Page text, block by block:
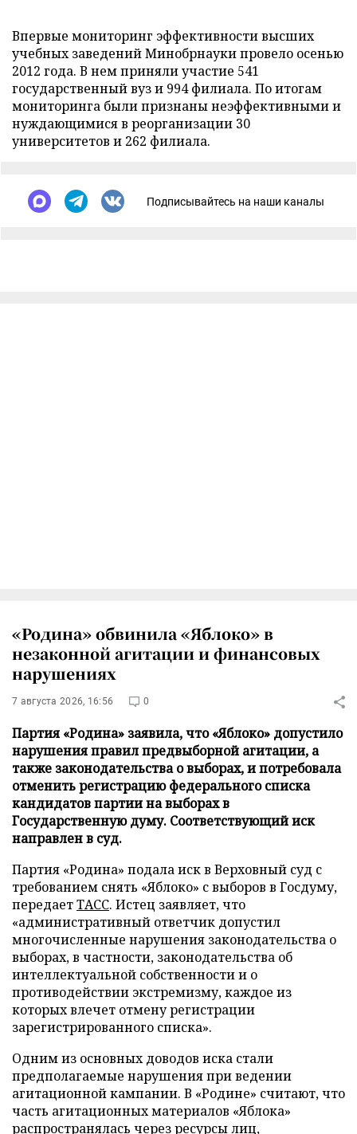
Впервые мониторинг эффективности высших
учебных заведений Минобрнауки провело осенью
2012 года. В нем приняли участие 541
государственный вуз и 994 филиала. По итогам
мониторинга были признаны неэффективными и
нуждающимися в реорганизации 30
университетов и 262 филиала.
Подписывайтесь на наши каналы
«Родина» обвинила «Яблоко» в
незаконной агитации и финансовых
нарушениях
7 августа 2026, 16:56 0
Партия «Родина» заявила, что «Яблоко» допустило
нарушения правил предвыборной агитации, а
также законодательства о выборах, и потребовала
отменить регистрацию федерального списка
кандидатов партии на выборах в
Государственную думу. Соответствующий иск
направлен в суд.
Партия «Родина» подала иск в Верховный суд с
требованием снять «Яблоко» с выборов в Госдуму,
передаетТАСС. Истец заявляет, что
«административный ответчик допустил
многочисленные нарушения законодательства о
выборах, в частности, законодательства об
интеллектуальной собственности и о
противодействии экстремизму, каждое из
которых влечет отмену регистрации
зарегистрированного списка».
Одним из основных доводов иска стали
предполагаемые нарушения при ведении
агитационной кампании. В «Родине» считают, что
часть агитационных материалов «Яблока»
распространялась через ресурсы лиц,